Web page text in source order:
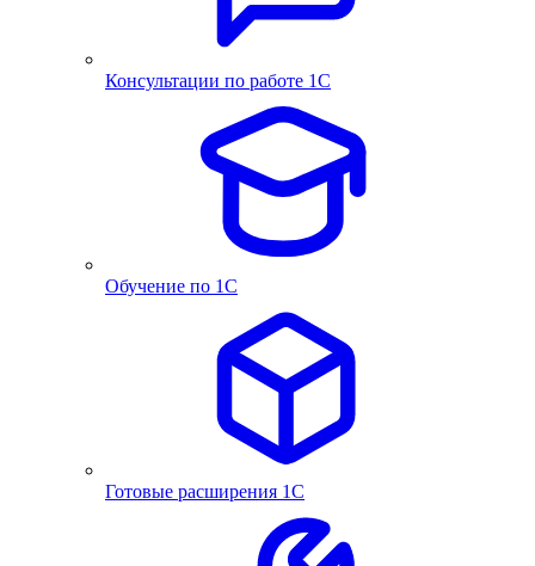
Консультации по работе 1С
Обучение по 1С
Готовые расширения 1С